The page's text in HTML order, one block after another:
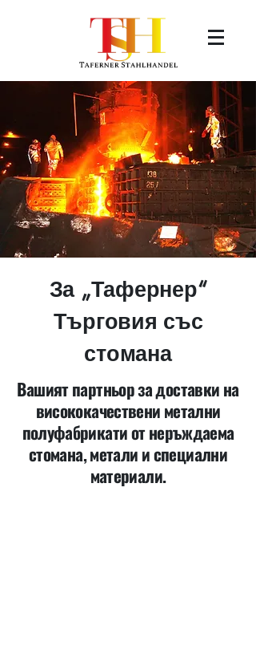
За „Тафернер“
Търговия със
стомана
Вашият партньор за доставки на
висококачествени метални
полуфабрикати от неръждаема
стомана, метали и специални
материали.